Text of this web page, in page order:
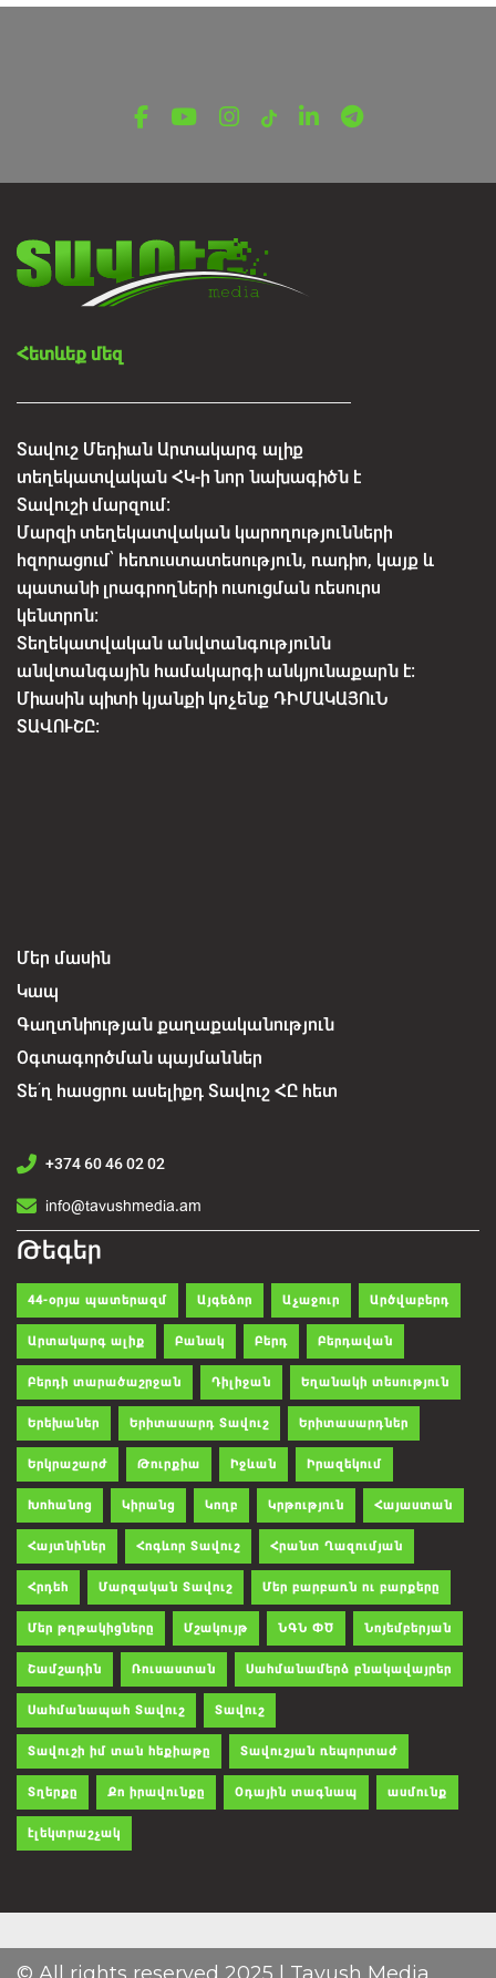
Հետևեք մեզ
Տավուշ Մեդիան Արտակարգ ալիք
տեղեկատվական ՀԿ-ի նոր նախագիծն է
Տավուշի մարզում:
Մարզի տեղեկատվական կարողությունների
հզորացում՝ հեռուստատեսություն, ռադիո, կայք և
պատանի լրագրողների ուսուցման ռեսուրս
կենտրոն:
Տեղեկատվական անվտանգությունն
անվտանգային համակարգի անկյունաքարն է:
Միասին պիտի կյանքի կոչենք ԴԻՄԱԿԱՅՈւՆ
ՏԱՎՈՒՇԸ:
Մեր մասին
Կապ
Գաղտնիության քաղաքականություն
Օգտագործման պայմաններ
Տե՛ղ հասցրու ասելիքդ Տավուշ ՀԸ հետ
+374 60 46 02 02
info@tavushmedia.am
Թեգեր
44-օրյա պատերազմ Այգեձոր Աչաջուր Արծվաբերդ
Արտակարգ ալիք Բանակ Բերդ Բերդավան
Բերդի տարածաշրջան Դիլիջան Եղանակի տեսություն
Երեխաներ Երիտասարդ Տավուշ Երիտասարդներ
Երկրաշարժ Թուրքիա Իջևան Իրազեկում
Խոհանոց Կիրանց Կողբ Կրթություն Հայաստան
Հայտնիներ Հոգևոր Տավուշ Հրանտ Ղազումյան
Հրդեհ Մարզական Տավուշ Մեր բարբառն ու բարքերը
Մեր թղթակիցները Մշակույթ ՆԳՆ ՓԾ Նոյեմբերյան
Շամշադին Ռուսաստան Սահմանամերձ բնակավայրեր
Սահմանապահ Տավուշ Տավուշ
Տավուշի իմ տան հեքիաթը Տավուշյան ռեպորտաժ
Տղերքը Քո իրավունքը Օդային տագնապ ասմունք
էլեկտրաշչակ
© All rights reserved 2025 | Tavush Media